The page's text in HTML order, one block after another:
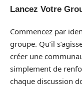
Lancez Votre
Commencez par
groupe. Qu’il
créer une
simplement de
chaque discussion